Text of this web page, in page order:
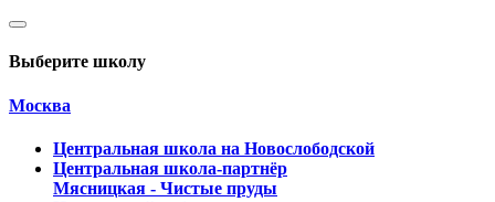
Выберите школу
Москва
Центральная школа на Новослободской
Центральная школа-партнёр
Мясницкая - Чистые пруды